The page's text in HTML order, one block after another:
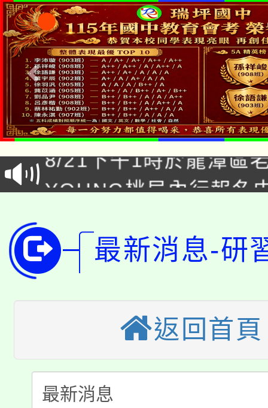
「本色祭」8/29、30在
場熱烈登場!
徵才活動。
YOUNG桃局內行報名
開!
115年桃園市運動會8/
田徑場及游泳池舉行。
桃園市低收入戶享有免
視費優惠，中低收入戶
半價優惠，詳情可洽有
者。
大園自造教育及科技中
份教師增能研習
大溪自造教育及科技
份教師研習
淨零綠生活教案入校路
會
115年食農教育專業人
最新消息-研
返回首頁